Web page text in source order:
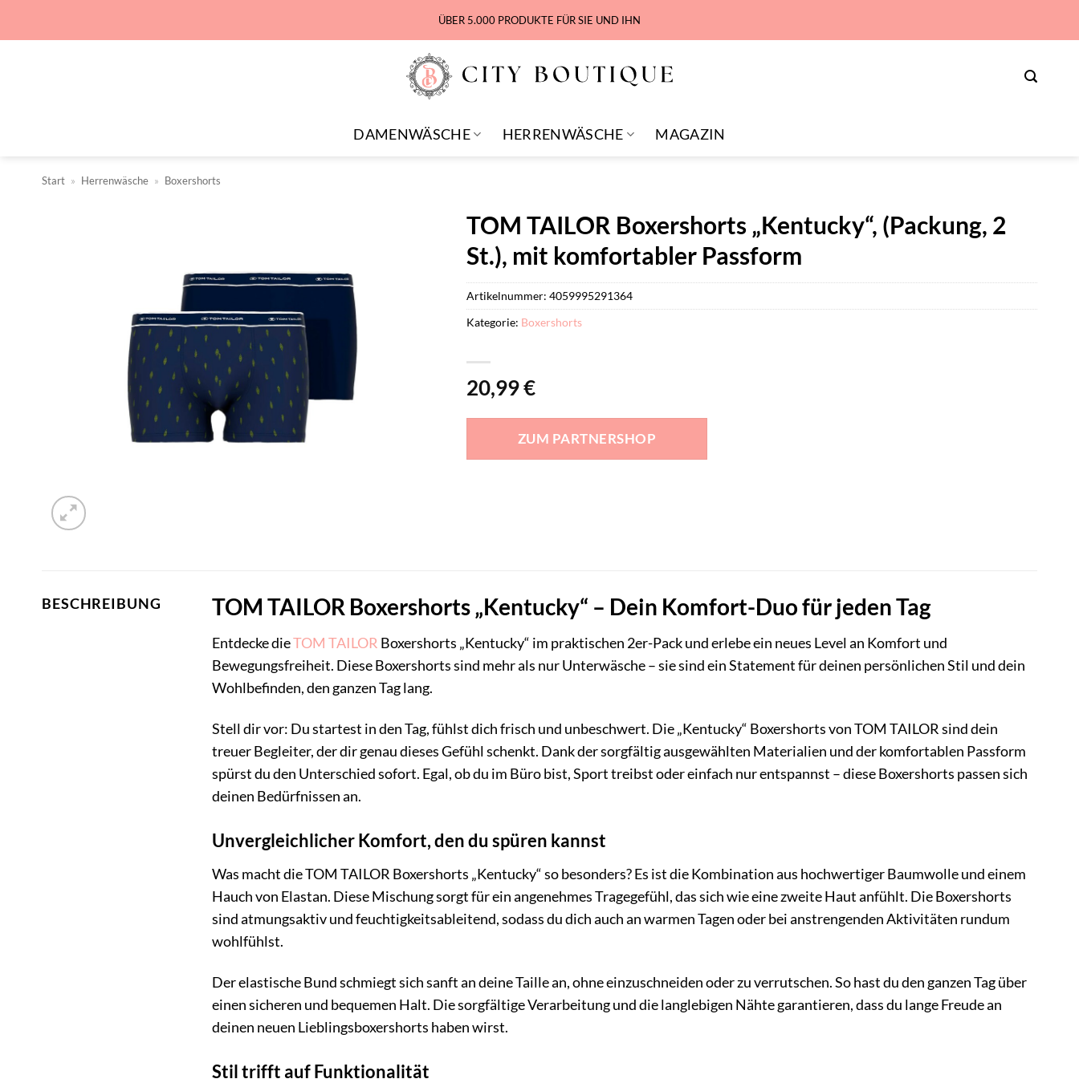
ÜBER 5.000 PRODUKTE FÜR SIE UND IHN
DAMENWÄSCHE HERRENWÄSCHE MAGAZIN
Start » Herrenwäsche » Boxershorts
TOM TAILOR Boxershorts „Kentucky“, (Packung, 2
St.), mit komfortabler Passform
20,99€
ZUM PARTNERSHOP
Artikelnummer:4059995291364
Kategorie: Boxershorts
BESCHREIBUNG TOM TAILOR Boxershorts „Kentucky“ – Dein Komfort-Duo für jeden Tag
Entdecke dieTOM TAILOR Boxershorts „Kentucky“ im praktischen 2er-Pack und erlebe ein neues Level an Komfort und
Bewegungsfreiheit. Diese Boxershorts sind mehr als nur Unterwäsche – sie sind ein Statement für deinen persönlichen Stil und dein
Wohlbefinden, den ganzen Tag lang.
Stell dir vor: Du startest in den Tag, fühlst dich frisch und unbeschwert. Die „Kentucky“ Boxershorts von TOM TAILOR sind dein
treuer Begleiter, der dir genau dieses Gefühl schenkt. Dank der sorgfältig ausgewählten Materialien und der komfortablen Passform
spürst du den Unterschied sofort. Egal, ob du im Büro bist, Sport treibst oder einfach nur entspannst – diese Boxershorts passen sich
deinen Bedürfnissen an.
Unvergleichlicher Komfort, den du spüren kannst
Was macht die TOM TAILOR Boxershorts „Kentucky“ so besonders? Es ist die Kombination aus hochwertiger Baumwolle und einem
Hauch von Elastan. Diese Mischung sorgt für ein angenehmes Tragegefühl, das sich wie eine zweite Haut anfühlt. Die Boxershorts
sind atmungsaktiv und feuchtigkeitsableitend, sodass du dich auch an warmen Tagen oder bei anstrengenden Aktivitäten rundum
wohlfühlst.
Der elastische Bund schmiegt sich sanft an deine Taille an, ohne einzuschneiden oder zu verrutschen. So hast du den ganzen Tag über
einen sicheren und bequemen Halt. Die sorgfältige Verarbeitung und die langlebigen Nähte garantieren, dass du lange Freude an
deinen neuen Lieblingsboxershorts haben wirst.
Stil trifft auf Funktionalität